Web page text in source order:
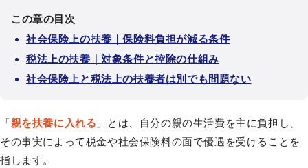
この章の目次
社会保険上の扶養｜保険料負担が減る条件
税法上の扶養｜対象条件と控除の仕組み
社会保険上と税法上の扶養者は別でも問題ない
「親を扶養に入れる 」とは、自分の親の生活費を主に負担し、
その事実によって税金や社会保険料の面で優遇を受けることを
指します。